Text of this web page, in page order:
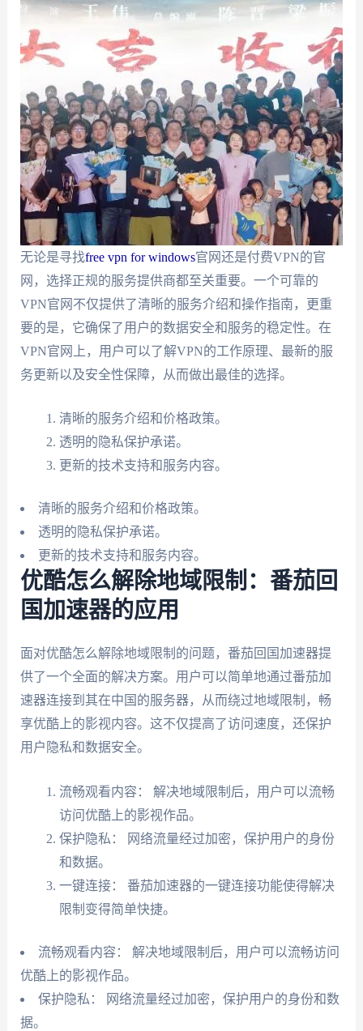
无论是寻找free vpn for windows官网还是付费VPN的官
网，选择正规的服务提供商都至关重要。一个可靠的
VPN官网不仅提供了清晰的服务介绍和操作指南，更重
要的是，它确保了用户的数据安全和服务的稳定性。在
VPN官网上，用户可以了解VPN的工作原理、最新的服
务更新以及安全性保障，从而做出最佳的选择。
清晰的服务介绍和价格政策。
透明的隐私保护承诺。
更新的技术支持和服务内容。
清晰的服务介绍和价格政策。
透明的隐私保护承诺。
更新的技术支持和服务内容。
优酷怎么解除地域限制：番茄回
国加速器的应用
面对优酷怎么解除地域限制的问题，番茄回国加速器提
供了一个全面的解决方案。用户可以简单地通过番茄加
速器连接到其在中国的服务器，从而绕过地域限制，畅
享优酷上的影视内容。这不仅提高了访问速度，还保护
用户隐私和数据安全。
流畅观看内容： 解决地域限制后，用户可以流畅
访问优酷上的影视作品。
保护隐私： 网络流量经过加密，保护用户的身份
和数据。
一键连接： 番茄加速器的一键连接功能使得解决
限制变得简单快捷。
流畅观看内容： 解决地域限制后，用户可以流畅访问
优酷上的影视作品。
保护隐私： 网络流量经过加密，保护用户的身份和数
据。